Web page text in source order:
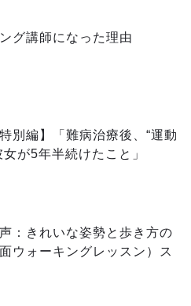
グ講師になった理由
別編】「難病治療後、“運動
が5年半続けたこと」
：きれいな姿勢と歩き方の
ウォーキングレッスン）ス